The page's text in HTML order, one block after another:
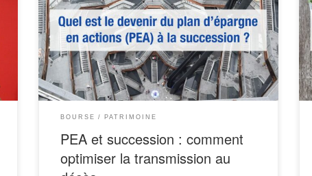
d’épargne en actions (PEA) est l’une des enveloppes
fiscales les plus appréciées des Français en matière
d’investissement financier. L’atout phare du PEA ? Lors
d’un retrait, les gains sont exonérés au titre de l’impôt
sur le revenu pour les plans ouverts […]
BOURSE PATRIMOINE
PEA et succession : comment
optimiser la transmission au